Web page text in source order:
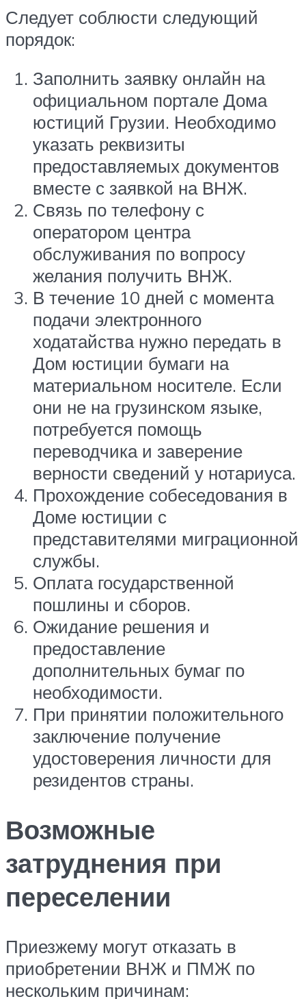
Следует соблюсти следующий
порядок:
Заполнить заявку онлайн на
официальном портале Дома
юстиций Грузии. Необходимо
указать реквизиты
предоставляемых документов
вместе с заявкой на ВНЖ.
Связь по телефону с
оператором центра
обслуживания по вопросу
желания получить ВНЖ.
В течение 10 дней с момента
подачи электронного
ходатайства нужно передать в
Дом юстиции бумаги на
материальном носителе. Если
они не на грузинском языке,
потребуется помощь
переводчика и заверение
верности сведений у нотариуса.
Прохождение собеседования в
Доме юстиции с
представителями миграционной
службы.
Оплата государственной
пошлины и сборов.
Ожидание решения и
предоставление
дополнительных бумаг по
необходимости.
При принятии положительного
заключение получение
удостоверения личности для
резидентов страны.
Возможные
затруднения при
переселении
Приезжему могут отказать в
приобретении ВНЖ и ПМЖ по
нескольким причинам: